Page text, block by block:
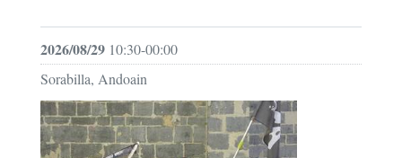
2026/08/29 10:30-00:00
Sorabilla, Andoain